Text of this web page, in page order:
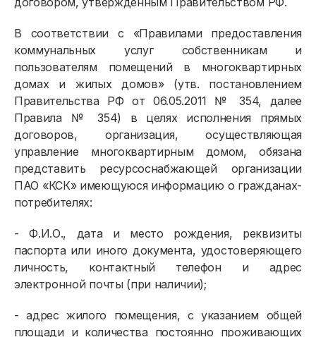
В соответствии с «Правилами предоставления
коммунальных услуг собственникам и
пользователям помещений в многоквартирных
домах и жилых домов» (утв. постановлением
Правительства РФ от 06.05.2011 № 354, далее
Правила № 354) в целях исполнения прямых
договоров, организация, осуществляющая
управление многоквартирным домом, обязана
представить ресурсоснабжающей организации
ПАО «КСК» имеющуюся информацию о гражданах-
потребителях:
- Ф.И.О., дата и место рождения, реквизиты
паспорта или иного документа, удостоверяющего
личность, контактный телефон и адрес
электронной почты (при наличии);
- адрес жилого помещения, с указанием общей
площади и количества постоянно проживающих